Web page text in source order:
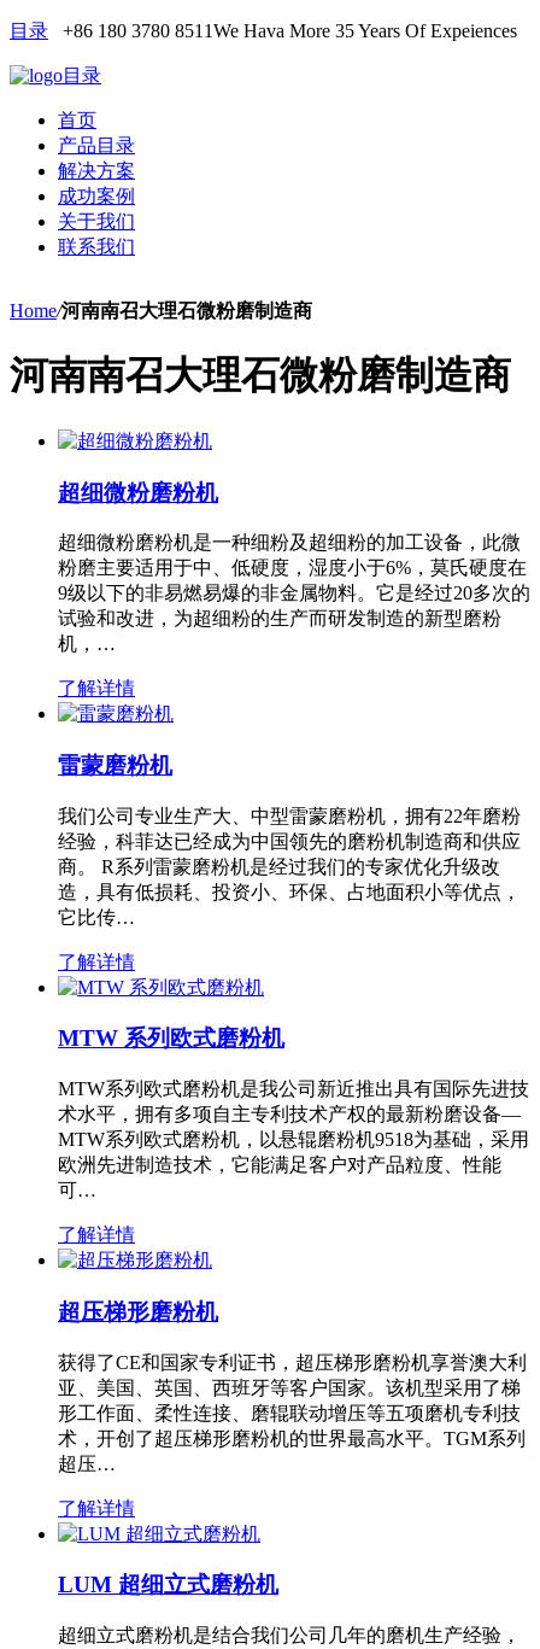
目录 +86 180 3780 8511We Hava More 35 Years Of Expeiences
目录
首页
产品目录
解决方案
成功案例
关于我们
联系我们
Home/河南南召大理石微粉磨制造商
河南南召大理石微粉磨制造商
超细微粉磨粉机
超细微粉磨粉机是一种细粉及超细粉的加工设备，此微
粉磨主要适用于中、低硬度，湿度小于6%，莫氏硬度在
9级以下的非易燃易爆的非金属物料。它是经过20多次的
试验和改进，为超细粉的生产而研发制造的新型磨粉
机，…
了解详情
雷蒙磨粉机
我们公司专业生产大、中型雷蒙磨粉机，拥有22年磨粉
经验，科菲达已经成为中国领先的磨粉机制造商和供应
商。 R系列雷蒙磨粉机是经过我们的专家优化升级改
造，具有低损耗、投资小、环保、占地面积小等优点，
它比传…
了解详情
MTW 系列欧式磨粉机
MTW系列欧式磨粉机是我公司新近推出具有国际先进技
术水平，拥有多项自主专利技术产权的最新粉磨设备—
MTW系列欧式磨粉机，以悬辊磨粉机9518为基础，采用
欧洲先进制造技术，它能满足客户对产品粒度、性能
可…
了解详情
超压梯形磨粉机
获得了CE和国家专利证书，超压梯形磨粉机享誉澳大利
亚、美国、英国、西班牙等客户国家。该机型采用了梯
形工作面、柔性连接、磨辊联动增压等五项磨机专利技
术，开创了超压梯形磨粉机的世界最高水平。TGM系列
超压…
了解详情
LUM 超细立式磨粉机
超细立式磨粉机是结合我们公司几年的磨机生产经验，